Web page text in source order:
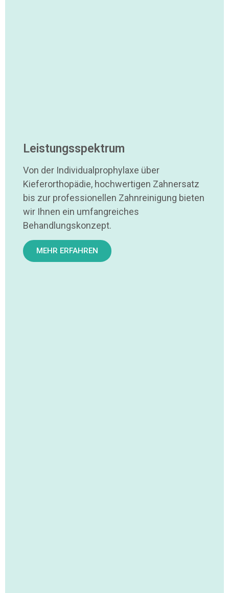
Leistungsspektrum
Von der Individualprophylaxe über
Kieferorthopädie, hochwertigen Zahnersatz
bis zur professionellen Zahnreinigung bieten
wir Ihnen ein umfangreiches
Behandlungskonzept.
MEHR ERFAHREN